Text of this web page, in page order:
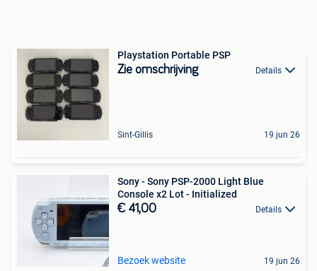
Playstation Portable PSP
Zie omschrijving Details
Sint-Gillis 19 jun 26
Sony - Sony PSP-2000 Light Blue
Console x2 Lot - Initialized
€ 41,00 Details
Bezoek website 19 jun 26